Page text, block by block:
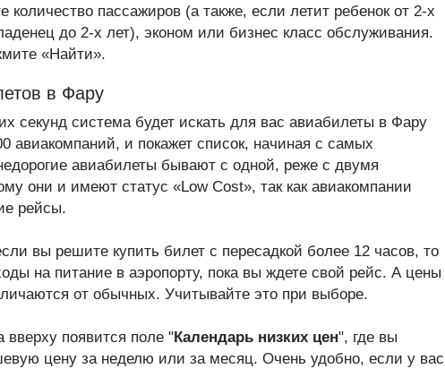
количество пассажиров (а также, если летит ребенок от 2-х
до 2-х лет), эконом или бизнес класс обслуживания.
«Найти».
в Фару
секунд система будет искать для вас авиабилеты в Фару
авиакомпаний, и покажет список, начиная с самых
авиабилеты бывают с одной, реже с двумя
они и имеют статус «Low Cost», так как авиакомпании
рейсы.
вы решите купить билет с пересадкой более 12 часов, то
на питание в аэропорту, пока вы ждете свой рейс. А цены
от обычных. Учитывайте это при выборе.
вверху появится поле "Календарь низких цен", где вы
цену за неделю или за месяц. Очень удобно, если у вас